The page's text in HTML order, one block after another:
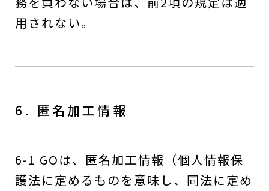
用されない。
6. 匿名加工情報
6-1 GOは、匿名加工情報（個人情報保
護法に定めるものを意味し、同法に定め